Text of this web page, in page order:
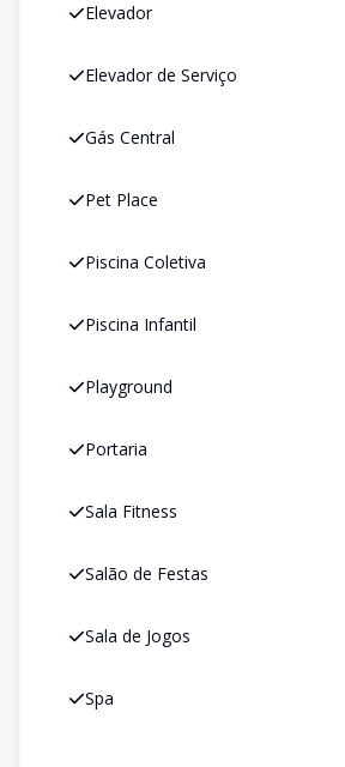
Elevador
Elevador de Serviço
Gás Central
Pet Place
Piscina Coletiva
Piscina Infantil
Playground
Portaria
Sala Fitness
Salão de Festas
Sala de Jogos
Spa